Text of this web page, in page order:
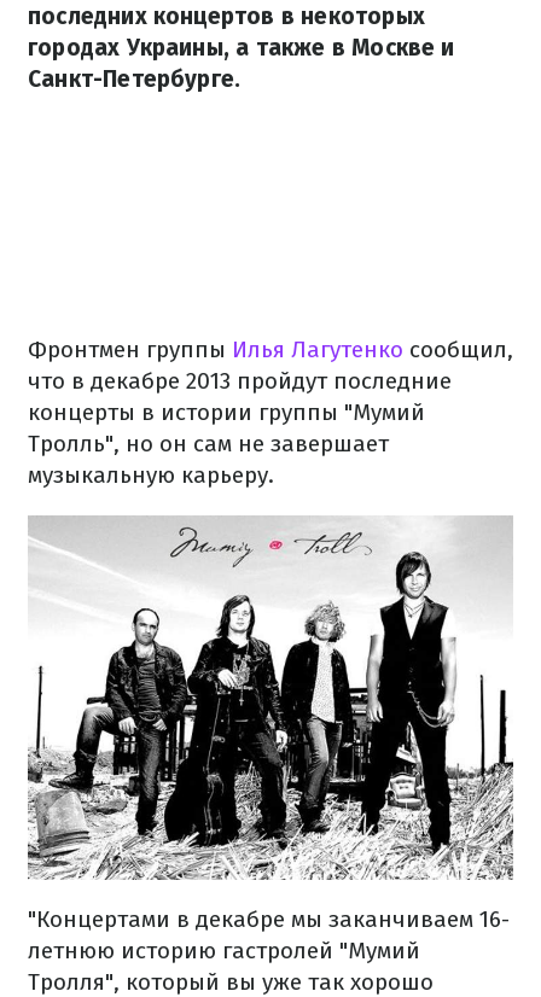
последних концертов в некоторых
городах Украины, а также в Москве и
Санкт-Петербурге.
Фронтмен группы Илья Лагутенко сообщил,
что в декабре 2013 пройдут последние
концерты в истории группы "Мумий
Тролль", но он сам не завершает
музыкальную карьеру.
"Концертами в декабре мы заканчиваем 16-
летнюю историю гастролей "Мумий
Тролля", который вы уже так хорошо